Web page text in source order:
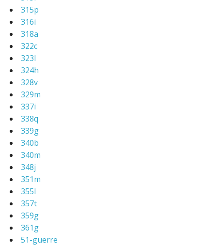
315p
316i
318a
322c
323l
324h
328v
329m
337i
338q
339g
340b
340m
348j
351m
355l
357t
359g
361g
51-guerre